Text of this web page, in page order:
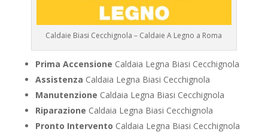
Caldaie Biasi Cecchignola – Caldaie A Legno a Roma
Prima Accensione Caldaia Legna Biasi Cecchignola
Assistenza Caldaia Legna Biasi Cecchignola
Manutenzione Caldaia Legna Biasi Cecchignola
Riparazione Caldaia Legna Biasi Cecchignola
Pronto Intervento Caldaia Legna Biasi Cecchignola